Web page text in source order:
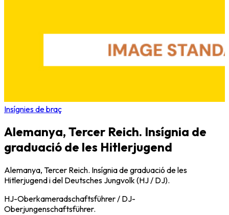
Insígnies de braç
Alemanya, Tercer Reich. Insígnia de
graduació de les Hitlerjugend
Alemanya, Tercer Reich. Insígnia de graduació de les
Hitlerjugend i del Deutsches Jungvolk (HJ / DJ).
HJ-Oberkameradschaftsführer / DJ-
Oberjungenschaftsführer.